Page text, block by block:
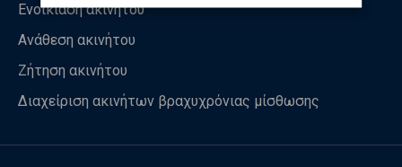
Ενοικίαση ακινήτου
Ανάθεση ακινήτου
Ζήτηση ακινήτου
Διαχείριση ακινήτων βραχυχρόνιας μίσθωσης